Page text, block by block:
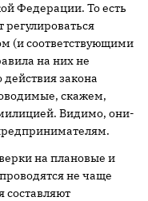
Федерации. То есть
регулироваться
(и соответствующими
на них не
закона
скажем,
Видимо, они-
на плановые и
не чаще
составляют